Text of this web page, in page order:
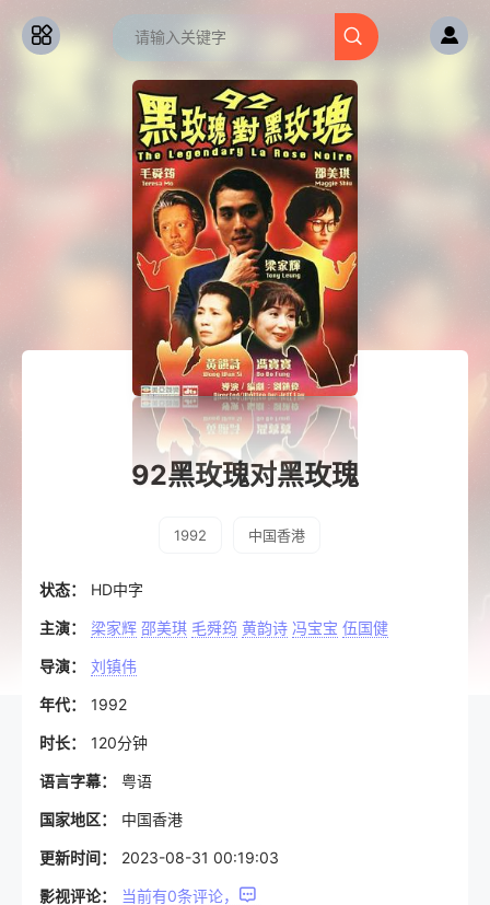
92黑玫瑰对黑玫瑰
1992 中国香港
状态： HD中字
主演： 梁家辉 邵美琪 毛舜筠 黄韵诗 冯宝宝 伍国健
导演： 刘镇伟
年代： 1992
时长： 120分钟
语言字幕： 粤语
国家地区： 中国香港
更新时间： 2023-08-31 00:19:03
影视评论： 当前有0条评论，